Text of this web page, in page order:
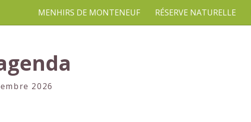
MENHIRS DE MONTENEUF RÉSERVE NATURELLE
2026